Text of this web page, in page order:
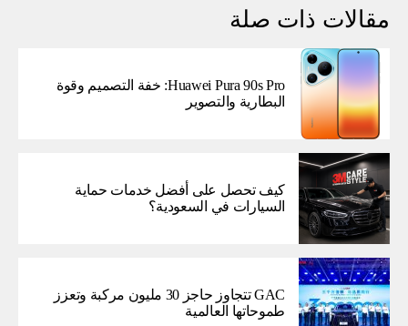
مقالات ذات صلة
Huawei Pura 90s Pro: خفة التصميم وقوة
البطارية والتصوير
كيف تحصل على أفضل خدمات حماية
السيارات في السعودية؟
GAC تتجاوز حاجز 30 مليون مركبة وتعزز
طموحاتها العالمية